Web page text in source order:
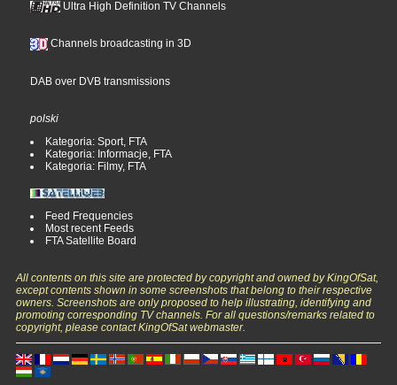
Ultra High Definition TV Channels
Channels broadcasting in 3D
DAB over DVB transmissions
polski
Kategoria: Sport, FTA
Kategoria: Informacje, FTA
Kategoria: Filmy, FTA
Feed Frequencies
Most recent Feeds
FTA Satellite Board
All contents on this site are protected by copyright and owned by KingOfSat,
except contents shown in some screenshots that belong to their respective
owners. Screenshots are only proposed to help illustrating, identifying and
promoting corresponding TV channels. For all questions/remarks related to
copyright, please contact KingOfSat webmaster.